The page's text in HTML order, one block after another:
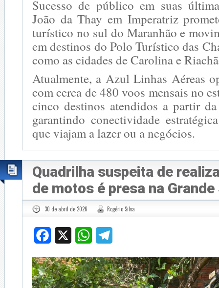
Sucesso de público em suas
João da Thay em Imperatriz
turístico no sul do Maranhão e
em destinos do Polo Turístico das
como as cidades de Carolina e
Atualmente, a Azul Linhas Aéreas
com cerca de 480 voos mensais no
cinco destinos atendidos a partir
garantindo conectividade
que viajam a lazer ou a negócios.
Quadrilha suspeita de
de motos é presa na
30 de abril de 2026 Rogério Silva
Facebook WhatsApp